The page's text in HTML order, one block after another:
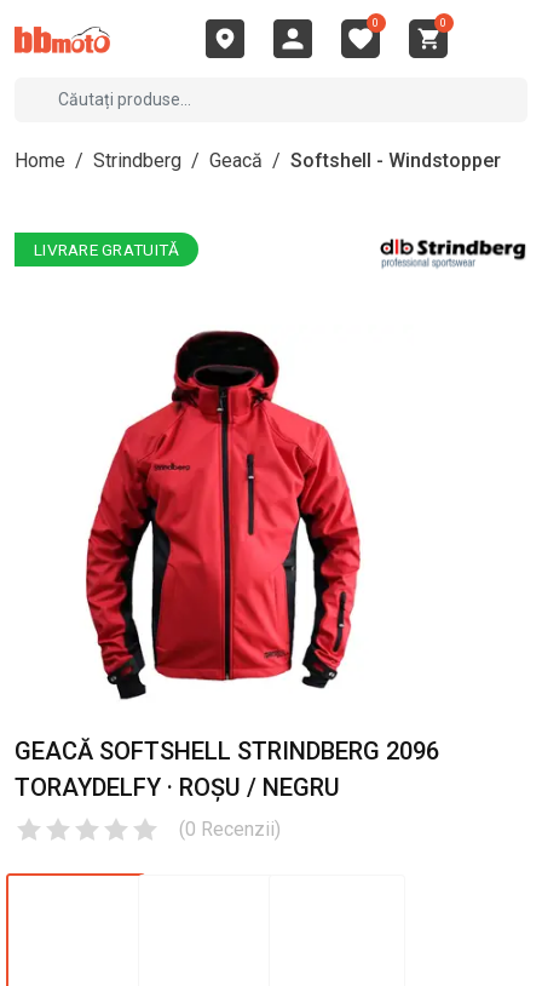
0 0
Home / Strindberg / Geacă / Softshell - Windstopper
LIVRARE GRATUITĂ
GEACĂ SOFTSHELL STRINDBERG 2096
TORAYDELFY · ROȘU / NEGRU
(0 Recenzii)